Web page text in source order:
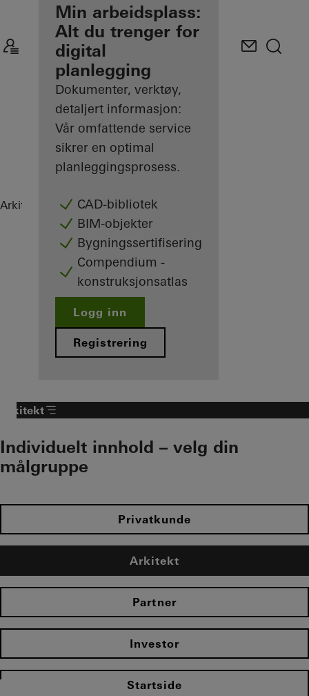
Fordelene for deg
som registrert
arkitekt
Oppdag Min
arbeidsplass
Min arbeidsplass:
Alt du trenger for
digital
planlegging
Dokumenter, verktøy,
detaljert informasjon:
Vår omfattende service
sikrer en optimal
planleggingsprosess.
CAD-bibliotek
BIM-objekter
Bygningssertifisering
Compendium -
konstruksjonsatlas
Logg inn
Registrering
Arkitekt ReferanseprosjekterHighlights
Arkitekt
Individuelt innhold – velg din
målgruppe
Privatkunde
Arkitekt
Partner
Investor
Startside